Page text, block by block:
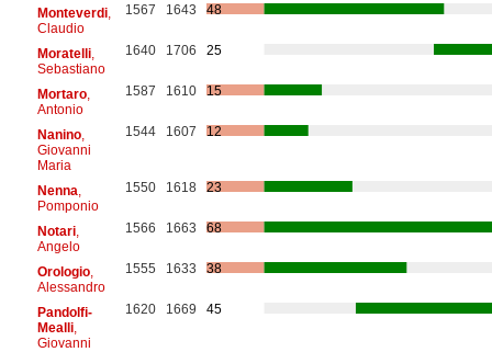
Monteverdi,
Claudio
1567 1643 48
Moratelli,
Sebastiano
1640 1706 25
Mortaro,
Antonio
1587 1610 15
Nanino,
Giovanni
Maria
1544 1607 12
Nenna
Pomponio
1550 1618 23
Notari,
Angelo
1566 1663 68
Orologio,
Alessandro
1555 1633 38
Pandolfi-
Mealli,
Giovanni
1620 1669 45